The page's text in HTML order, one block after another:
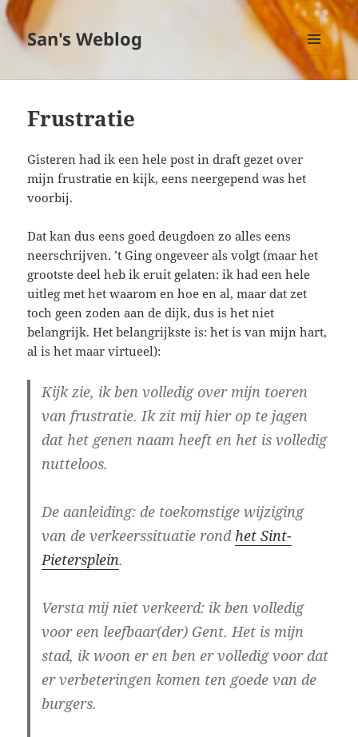
San's Weblog
MENU
EN
Frustratie
Gisteren had ik een hele post in draft gezet over
mijn frustratie en kijk, eens neergepend was het
voorbij.
Dat kan dus eens goed deugdoen zo alles eens
neerschrijven. ’t Ging ongeveer als volgt (maar het
grootste deel heb ik eruit gelaten: ik had een hele
uitleg met het waarom en hoe en al, maar dat zet
toch geen zoden aan de dijk, dus is het niet
belangrijk. Het belangrijkste is: het is van mijn hart,
al is het maar virtueel):
Kijk zie, ik ben volledig over mijn toeren
van frustratie. Ik zit mij hier op te jagen
dat het genen naam heeft en het is volledig
nutteloos.
De aanleiding: de toekomstige wijziging
van de verkeerssituatie rond het Sint-
Pietersplein.
Versta mij niet verkeerd: ik ben volledig
voor een leefbaar(der) Gent. Het is mijn
stad, ik woon er en ben er volledig voor dat
er verbeteringen komen ten goede van de
burgers.